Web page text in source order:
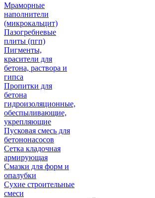
Мраморные
наполнители
(микрокальцит)
Пазогребневые
плиты (пгп)
Пигменты,
красители для
бетона, раствора и
гипса
Пропитки для
бетона
гидроизоляционные,
обеспыливающие,
укрепляющие
Пусковая смесь для
бетононасосов
Сетка кладочная
армирующая
Смазки для форм и
опалубки
Сухие строительные
смеси